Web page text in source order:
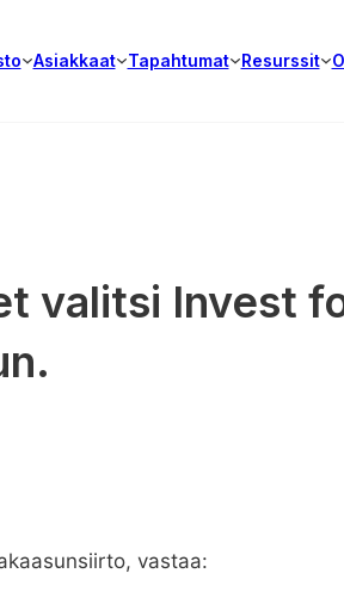
Asiakkaat Tapahtumat Resurssit
valitsi Invest
vastaa: